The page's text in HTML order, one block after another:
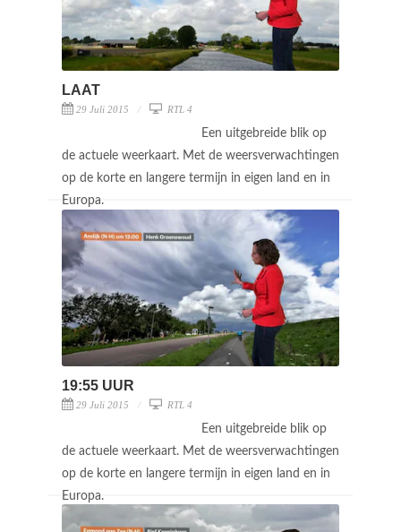
LAAT
29 Juli 2015 RTL 4
Een uitgebreide blik op
de actuele weerkaart. Met de weersverwachtingen
op de korte en langere termijn in eigen land en in
Europa.
19:55 UUR
29 Juli 2015 RTL 4
Een uitgebreide blik op
de actuele weerkaart. Met de weersverwachtingen
op de korte en langere termijn in eigen land en in
Europa.